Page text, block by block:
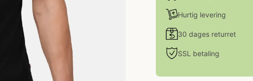
Hurtig levering
30 dages returret
SSL betaling